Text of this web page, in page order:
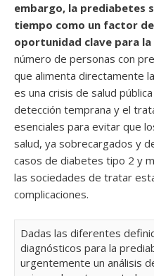
embargo, la prediabetes
tiempo como un factor
oportunidad clave para la
número de personas con
que alimenta directamente
es una crisis de salud
detección temprana y el
esenciales para evitar que
salud, ya sobrecargados y
casos de diabetes tipo 2 y
las sociedades de tratar
complicaciones.
Dadas las diferentes
diagnósticos para la
urgentemente un análisis